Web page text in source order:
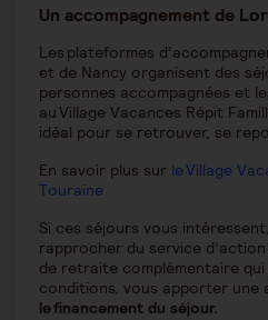
Un accompagnement de
Les plateformes
et de Nancy organisent des
personnes accompagnées et
au Village Vacances Répit
idéal pour se retrouver, se
En savoir plus sur le Village
Touraine
Si ces séjours vous
rapprocher du service
de retraite complémentaire
conditions, vous apporter une
le financement du séjour.